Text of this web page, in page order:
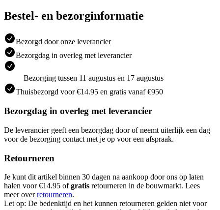
Bestel- en bezorginformatie
Bezorgd door onze leverancier
Bezorgdag in overleg met leverancier
Bezorging tussen 11 augustus en 17 augustus
Thuisbezorgd voor €14.95 en gratis vanaf €950
Bezorgdag in overleg met leverancier
De leverancier geeft een bezorgdag door of neemt uiterlijk een dag
voor de bezorging contact met je op voor een afspraak.
Retourneren
Je kunt dit artikel binnen 30 dagen na aankoop door ons op laten
halen voor €14.95 ofgratis retourneren in de bouwmarkt. Lees
meer overretourneren.
Let op: De bedenktijd en het kunnen retourneren gelden niet voor